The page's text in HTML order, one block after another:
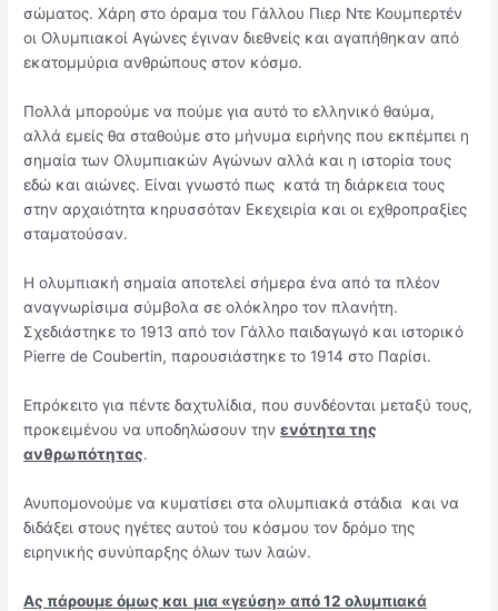
σώματος. Χάρη στο όραμα του Γάλλου Πιερ Ντε Κουμπερτέν
οι Ολυμπιακοί Αγώνες έγιναν διεθνείς και αγαπήθηκαν από
εκατομμύρια ανθρώπους στον κόσμο.
Πολλά μπορούμε να πούμε για αυτό το ελληνικό θαύμα,
αλλά εμείς θα σταθούμε στο μήνυμα ειρήνης που εκπέμπει η
σημαία των Ολυμπιακών Αγώνων αλλά και η ιστορία τους
εδώ και αιώνες. Είναι γνωστό πως κατά τη διάρκεια τους
στην αρχαιότητα κηρυσσόταν Εκεχειρία και οι εχθροπραξίες
σταματούσαν.
Η ολυμπιακή σημαία αποτελεί σήμερα ένα από τα πλέον
αναγνωρίσιμα σύμβολα σε ολόκληρο τον πλανήτη.
Σχεδιάστηκε το 1913 από τον Γάλλο παιδαγωγό και ιστορικό
Pierre de Coubertin, παρουσιάστηκε το 1914 στο Παρίσι.
Επρόκειτο για πέντε δαχτυλίδια, που συνδέονται μεταξύ τους,
προκειμένου να υποδηλώσουν τηνενότητα της
ανθρωπότητας.
Ανυπομονούμε να κυματίσει στα ολυμπιακά στάδια και να
διδάξει στους ηγέτες αυτού του κόσμου τον δρόμο της
ειρηνικής συνύπαρξης όλων των λαών.
Ας πάρουμε όμως και μια «γεύση» από 12 ολυμπιακά